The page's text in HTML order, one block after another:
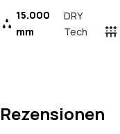
15.000
mm
DRY
Tech
Rezensionen